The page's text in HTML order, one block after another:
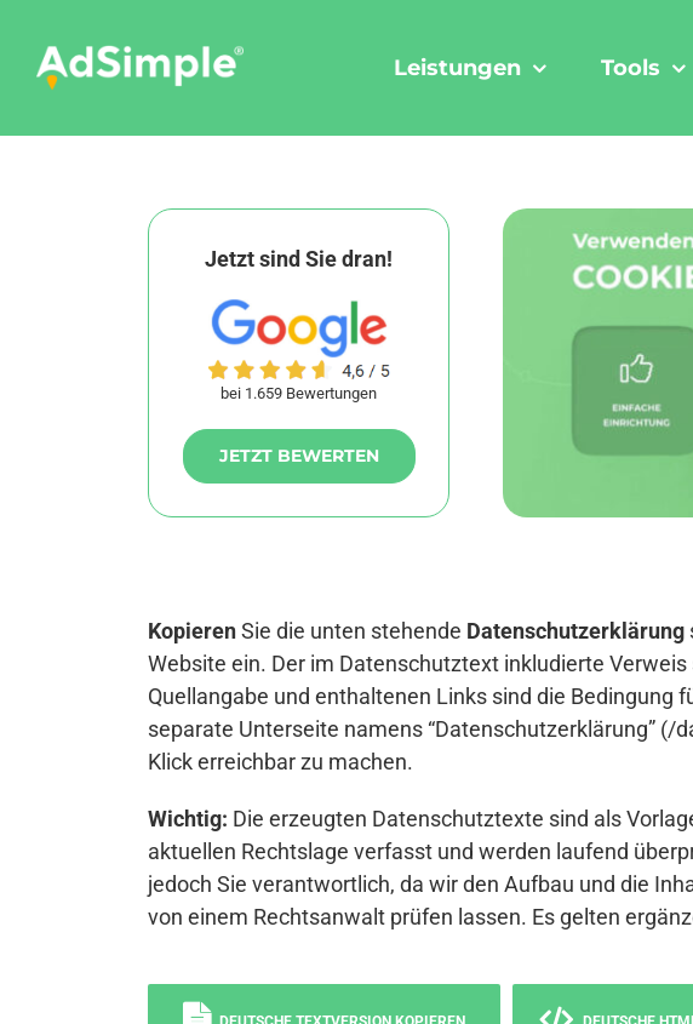
content
Leistungen Tools
Jetzt sind Sie dran!
bei 1.659 Bewertungen
JETZT BEWERTEN
KopierenSie die unten stehende Datenschutzerklärung
Website ein. Der im Datenschutztext inkludierte
Quellangabe und enthaltenen Links sind die
separate Unterseite namens “Datenschutzerklärung”
Klick erreichbar zu machen.
Wichtig: Die erzeugten Datenschutztexte sind als
aktuellen Rechtslage verfasst und werden laufend
jedoch Sie verantwortlich, da wir den Aufbau und die
von einem Rechtsanwalt prüfen lassen. Es gelten